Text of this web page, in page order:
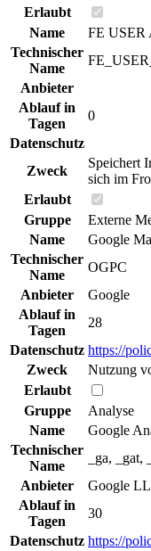
Erlaubt
Name
FE USER
Technischer
Name
Anbieter
Ablauf in
Tagen
0
Datenschutz
Zweck
Speichert
sich im
Erlaubt
Gruppe
Externe
Name
Google
Technischer
Name
OGPC
Anbieter
Google
Ablauf in
Tagen
28
Datenschutz https://
Zweck
Nutzung
Erlaubt
Gruppe
Analyse
Name
Google
Technischer
Name
_ga,
Anbieter
Google
Ablauf in
Tagen
30
Datenschutz https://